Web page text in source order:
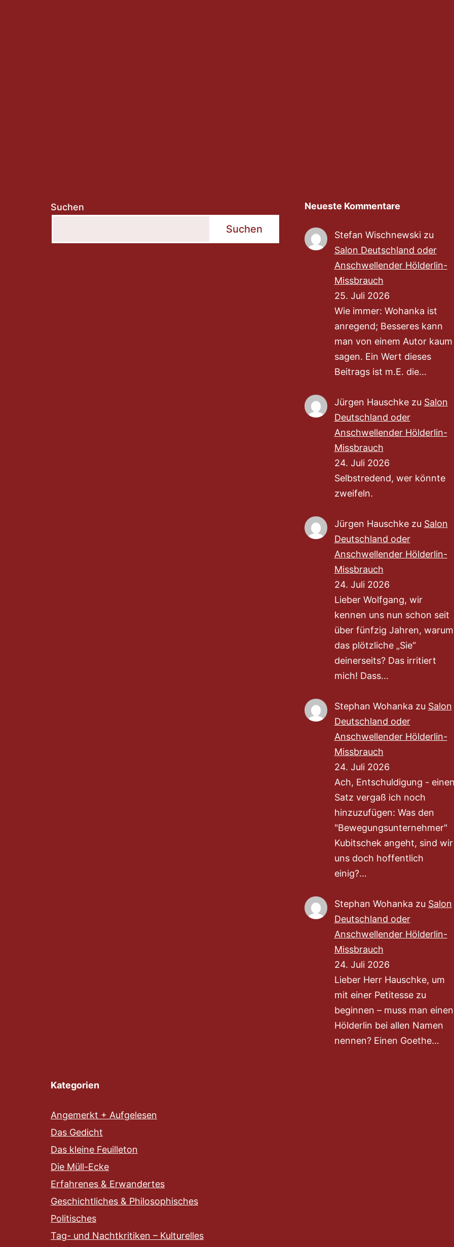
Suchen
Suchen
Neueste Kommentare
Stefan Wischnewski zu
Salon Deutschland oder
Anschwellender Hölderlin-
Missbrauch
25. Juli 2026
Wie immer: Wohanka ist
anregend; Besseres kann
man von einem Autor kaum
sagen. Ein Wert dieses
Beitrags ist m.E. die…
Jürgen Hauschkezu Salon
Deutschland oder
Anschwellender Hölderlin-
Missbrauch
24. Juli 2026
Selbstredend, wer könnte
zweifeln.
Jürgen Hauschkezu Salon
Deutschland oder
Anschwellender Hölderlin-
Missbrauch
24. Juli 2026
Lieber Wolfgang, wir
kennen uns nun schon seit
über fünfzig Jahren, warum
das plötzliche „Sie“
deinerseits? Das irritiert
mich! Dass…
Stephan Wohanka zu Salon
Deutschland oder
Anschwellender Hölderlin-
Missbrauch
24. Juli 2026
Ach, Entschuldigung - einen
Satz vergaß ich noch
hinzuzufügen: Was den
"Bewegungsunternehmer"
Kubitschek angeht, sind wir
uns doch hoffentlich
einig?…
Stephan Wohanka zu Salon
Deutschland oder
Anschwellender Hölderlin-
Missbrauch
24. Juli 2026
Lieber Herr Hauschke, um
mit einer Petitesse zu
beginnen – muss man einen
Hölderlin bei allen Namen
nennen? Einen Goethe…
Kategorien
Angemerkt + Aufgelesen
Das Gedicht
Das kleine Feuilleton
Die Müll-Ecke
Erfahrenes & Erwandertes
Geschichtliches & Philosophisches
Politisches
Tag- und Nachtkritiken – Kulturelles